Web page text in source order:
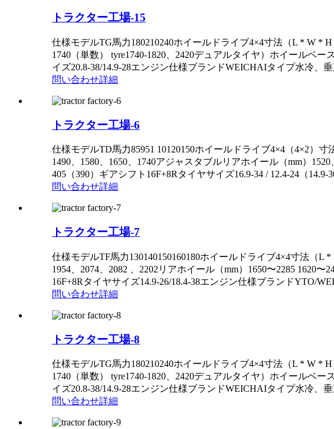
トラクター工場-15
仕様モデルTG馬力180210240ホイールドライブ4×4寸法（L * W *
1740（単数） tyre1740-1820、2420デュアルタイヤ）ホイールベ
イズ20.8-38/14.9-28エンジン仕様ブランドWEICHAIタイプ水冷、
問い合わせ詳細
トラクター工場-6
仕様モデルTD馬力85951 10120150ホイールドライブ4×4（4×2）寸
1490、1580、1650、1740アジャスタブルリアホイール（mm）
405（390）ギアシフト16F+8Rタイヤサイズ16.9-34 / 12.4-24（
問い合わせ詳細
トラクター工場-7
仕様モデルTF馬力130140150160180ホイールドライブ4×4寸法（L
1954、2074、2082 、2202リアホイール（mm）1650〜2285 1620
16F+8Rタイヤサイズ14.9-26/18.4-38エンジン仕様ブランドYTO/
問い合わせ詳細
トラクター工場-8
仕様モデルTG馬力180210240ホイールドライブ4×4寸法（L * W *
1740（単数） tyre1740-1820、2420デュアルタイヤ）ホイールベ
イズ20.8-38/14.9-28エンジン仕様ブランドWEICHAIタイプ水冷、
問い合わせ詳細